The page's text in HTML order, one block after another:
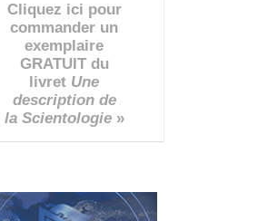
Cliquez ici pour
commander un
exemplaire
GRATUIT du
livret Une
description de
la Scientologie»